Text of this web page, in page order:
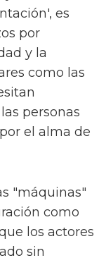
de 'The
afines"
Junto a
Dirty
Jones).